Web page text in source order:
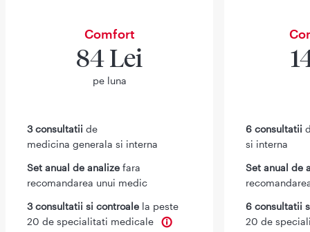
Comfort
84 Lei
pe luna
3 consultatii de
medicina generala si interna
Set anual de analize fara
recomandarea unui medic
3 consultatii si controale la peste
20 de specialitati medicale
6 consultatii
si interna
Set anual de
6 consultatii
20 de